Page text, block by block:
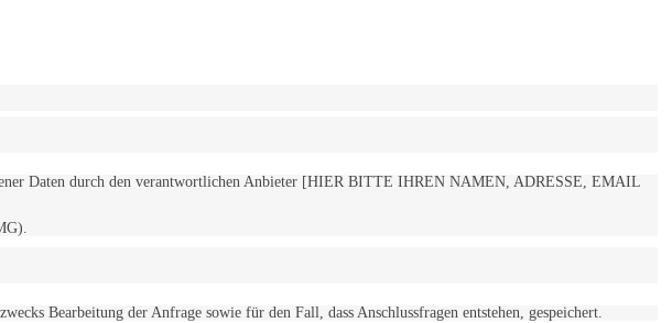
Daten durch den verantwortlichen Anbieter [HIER BITTE IHREN NAMEN, ADRESSE, EMAIL
Bearbeitung der Anfrage sowie für den Fall, dass Anschlussfragen entstehen, gespeichert.